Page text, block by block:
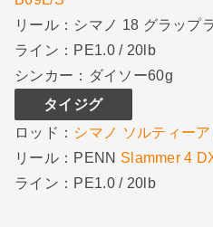
リール：シマノ 18 グラップ
ライン：PE1.0 / 20lb
シンカー：ダイソー60g
タイジグ
ロッド： シマノ ソルティー
リール：PENN Slammer 4
ライン：PE1.0 / 20lb